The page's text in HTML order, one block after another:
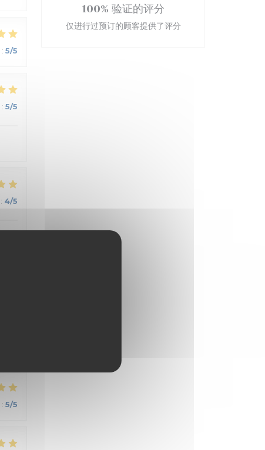
: 5/5
: 5/5
: 4/5
: 5/5
100% 验证的评分
仅进行过预订的顾客提供了评分